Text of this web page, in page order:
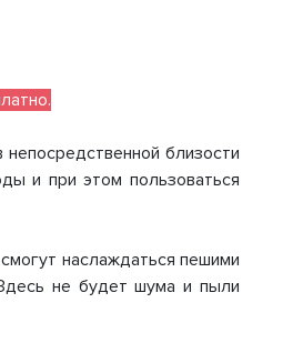
близости
и при этом пользоваться
наслаждаться пешими
не будет шума и пыли